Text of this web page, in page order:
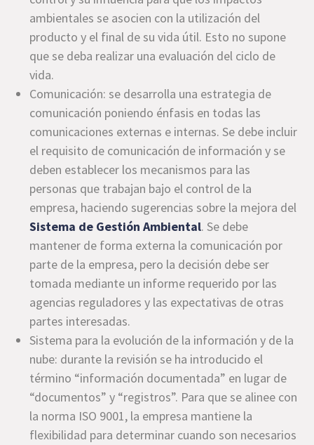
ambientales se asocien con la utilización del
producto y el final de su vida útil. Esto no supone
que se deba realizar una evaluación del ciclo de
vida.
Comunicación: se desarrolla una estrategia de
comunicación poniendo énfasis en todas las
comunicaciones externas e internas. Se debe incluir
el requisito de comunicación de información y se
deben establecer los mecanismos para las
personas que trabajan bajo el control de la
empresa, haciendo sugerencias sobre la mejora del
Sistema de Gestión Ambiental. Se debe
mantener de forma externa la comunicación por
parte de la empresa, pero la decisión debe ser
tomada mediante un informe requerido por las
agencias reguladores y las expectativas de otras
partes interesadas.
Sistema para la evolución de la información y de la
nube: durante la revisión se ha introducido el
término “información documentada” en lugar de
“documentos” y “registros”. Para que se alinee con
la norma ISO 9001, la empresa mantiene la
flexibilidad para determinar cuando son necesarios